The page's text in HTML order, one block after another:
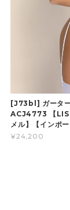
[J73bl] ガーター
ACJ4773 【
メル】【インポ
¥24,200